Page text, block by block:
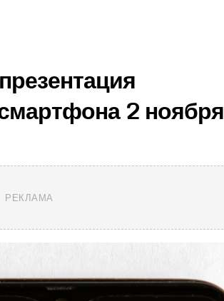
2 ноября
РЕКЛАМА